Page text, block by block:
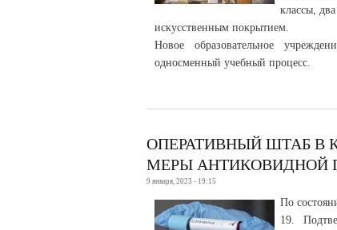
классы,
искусственным покрытием.
Новое образовательное
односменный учебный процесс.
ОПЕРАТИВНЫЙ ШТАБ В
МЕРЫ АНТИКОВИДНОЙ
9 января, 2023 - 19:15
По
19.